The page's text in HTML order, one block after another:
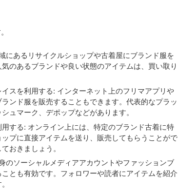
にあるリサイクルショップや古着屋にブランド服を
のあるブランドや良い状態のアイテムは、買い取り
スを利用する: インターネット上のフリマアプリや
ンド服を販売することもできます。代表的なプラッ
ュマーク、デポップなどがあります。
する: オンライン上には、特定のブランド古着に特
プに直接アイテムを送り、販売してもらうことがで
おきましょう。
のソーシャルメディアアカウントやファッションブ
とも有効です。フォロワーや読者にアイテムを紹介